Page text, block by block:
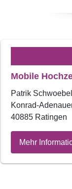
Mobile
Patrik Schwoebel
Konrad-
40885 Ratingen
Mehr